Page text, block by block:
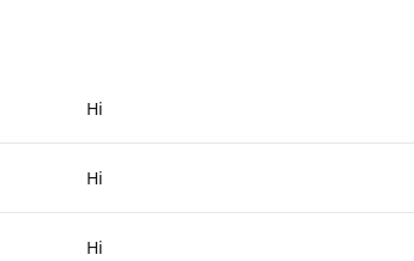
Ні
Ні
Ні